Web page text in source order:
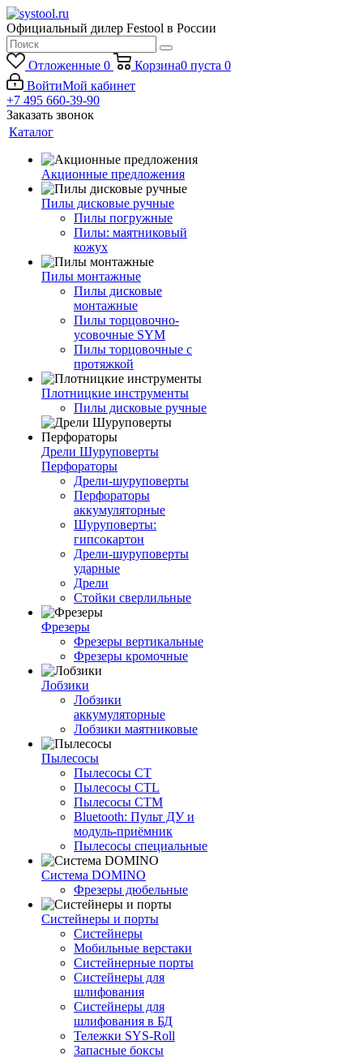
Официальный дилер Festool в России
Отложенные 0 Корзина0 пуста 0
ВойтиМой кабинет
+7 495 660-39-90
Заказать звонок
Каталог
Акционные предложения
Пилы дисковые ручные
Пилы погружные
Пилы: маятниковый
кожух
Пилы монтажные
Пилы дисковые
монтажные
Пилы торцовочно-
усовочные SYM
Пилы торцовочные с
протяжкой
Плотницкие инструменты
Пилы дисковые ручные
Дрели Шуруповерты
Перфораторы
Дрели-шуруповерты
Перфораторы
аккумуляторные
Шуруповерты:
гипсокартон
Дрели-шуруповерты
ударные
Дрели
Стойки сверлильные
Фрезеры
Фрезеры вертикальные
Фрезеры кромочные
Лобзики
Лобзики
аккумуляторные
Лобзики маятниковые
Пылесосы
Пылесосы CT
Пылесосы CTL
Пылесосы CTM
Bluetooth: Пульт ДУ и
модуль-приёмник
Пылесосы специальные
Система DOMINO
Фрезеры дюбельные
Систейнеры и порты
Систейнеры
Мобильные верстаки
Систейнерные порты
Систейнеры для
шлифования
Систейнеры для
шлифования в БД
Тележки SYS-Roll
Запасные боксы